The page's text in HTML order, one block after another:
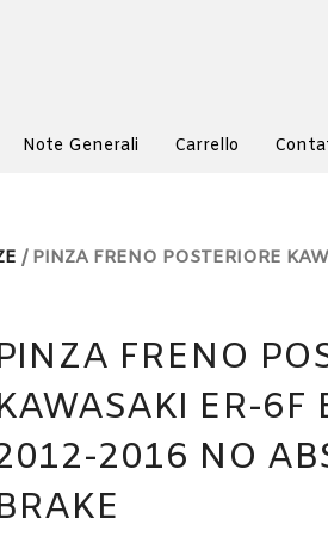
Note Generali Carrello
/ PINZA FRENO POSTERIORE
FRENO
ER-6F
2016 NO